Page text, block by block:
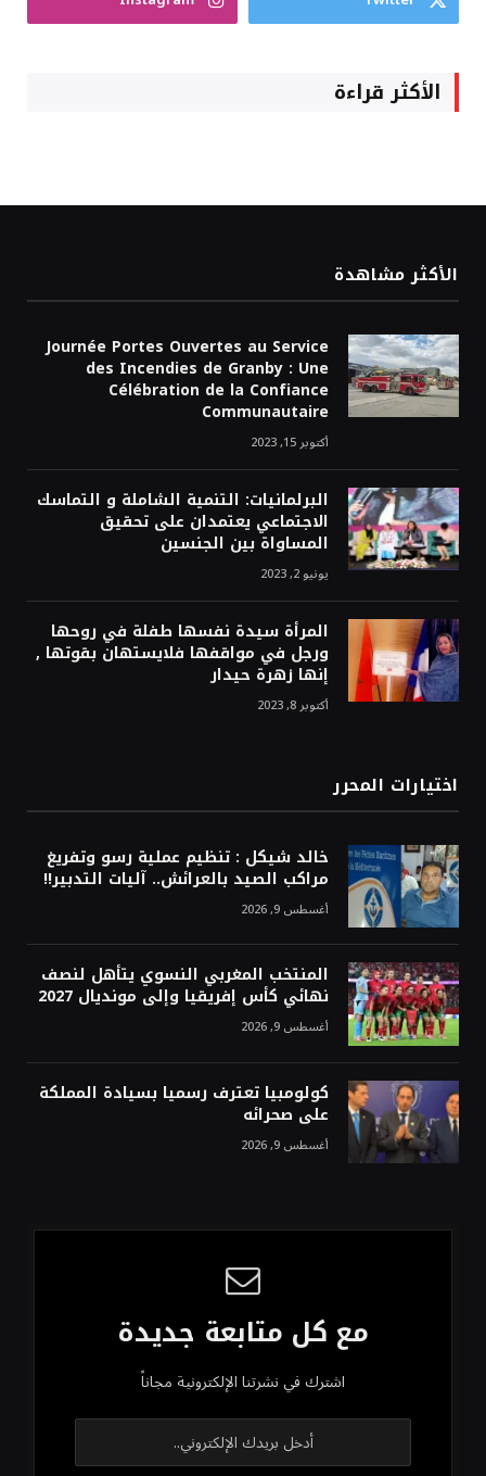
الأكثر قراءة
الأكثر مشاهدة
Journée Portes Ouvertes au Service
des Incendies de Granby : Une
Célébration de la Confiance
Communautaire
أكتوبر 15, 2023
البرلمانيات: التنمية الشاملة و التماسك
الاجتماعي يعتمدان على تحقيق
المساواة بين الجنسين
يونيو 2, 2023
المرأة سيدة نفسها طفلة في روحها
ورجل في مواقفها فلايستهان بقوتها ,
إنها زهرة حيدار
أكتوبر 8, 2023
اختيارات المحرر
خالد شيكل : تنظيم عملية رسو وتفريغ
مراكب الصيد بالعرائش.. آليات التدبير!!
أغسطس 9, 2026
المنتخب المغربي النسوي يتأهل لنصف
نهائي كأس إفريقيا وإلى مونديال 2027
أغسطس 9, 2026
كولومبيا تعترف رسميا بسيادة المملكة
على صحرائه
أغسطس 9, 2026
مع كل متابعة جديدة
اشترك في نشرتنا الإلكترونية مجاناً